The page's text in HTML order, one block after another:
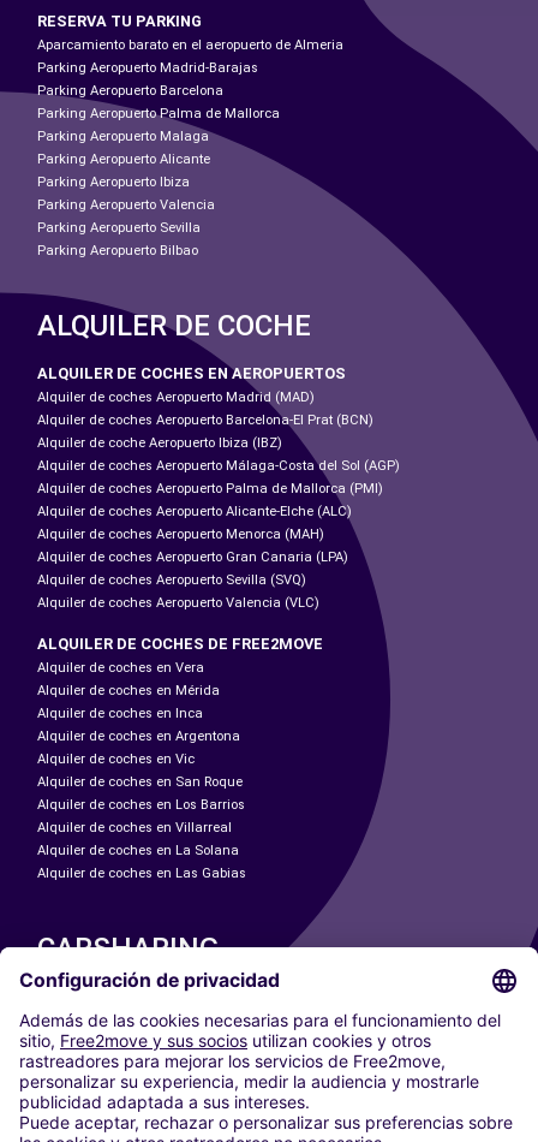
RESERVA TU PARKING
Aparcamiento barato en el aeropuerto de Almeria
Parking Aeropuerto Madrid-Barajas
Parking Aeropuerto Barcelona
Parking Aeropuerto Palma de Mallorca
Parking Aeropuerto Malaga
Parking Aeropuerto Alicante
Parking Aeropuerto Ibiza
Parking Aeropuerto Valencia
Parking Aeropuerto Sevilla
Parking Aeropuerto Bilbao
ALQUILER DE COCHE
ALQUILER DE COCHES EN AEROPUERTOS
Alquiler de coches Aeropuerto Madrid (MAD)
Alquiler de coches Aeropuerto Barcelona-El Prat (BCN)
Alquiler de coche Aeropuerto Ibiza (IBZ)
Alquiler de coches Aeropuerto Málaga-Costa del Sol (AGP)
Alquiler de coches Aeropuerto Palma de Mallorca (PMI)
Alquiler de coches Aeropuerto Alicante-Elche (ALC)
Alquiler de coches Aeropuerto Menorca (MAH)
Alquiler de coches Aeropuerto Gran Canaria (LPA)
Alquiler de coches Aeropuerto Sevilla (SVQ)
Alquiler de coches Aeropuerto Valencia (VLC)
ALQUILER DE COCHES DE FREE2MOVE
Alquiler de coches en Vera
Alquiler de coches en Mérida
Alquiler de coches en Inca
Alquiler de coches en Argentona
Alquiler de coches en Vic
Alquiler de coches en San Roque
Alquiler de coches en Los Barrios
Alquiler de coches en Villarreal
Alquiler de coches en La Solana
Alquiler de coches en Las Gabias
CARSHARING
NUESTRAS CIUDADES
Paris
Madrid
Washington DC
Milán
Roma
Turín